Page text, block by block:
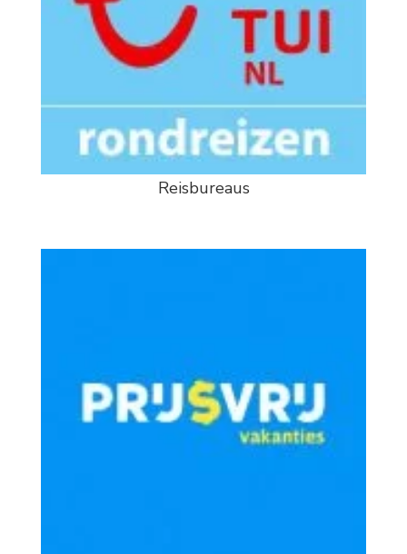
Reisbureaus